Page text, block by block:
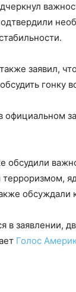
заявил,
гонку
официальном
обсудили
обсуждали
в заявлении,
Голос